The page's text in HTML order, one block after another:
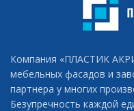
Компания «ПЛАСТИК
мебельных фасадов и
партнера у многих
Безупречность каждой